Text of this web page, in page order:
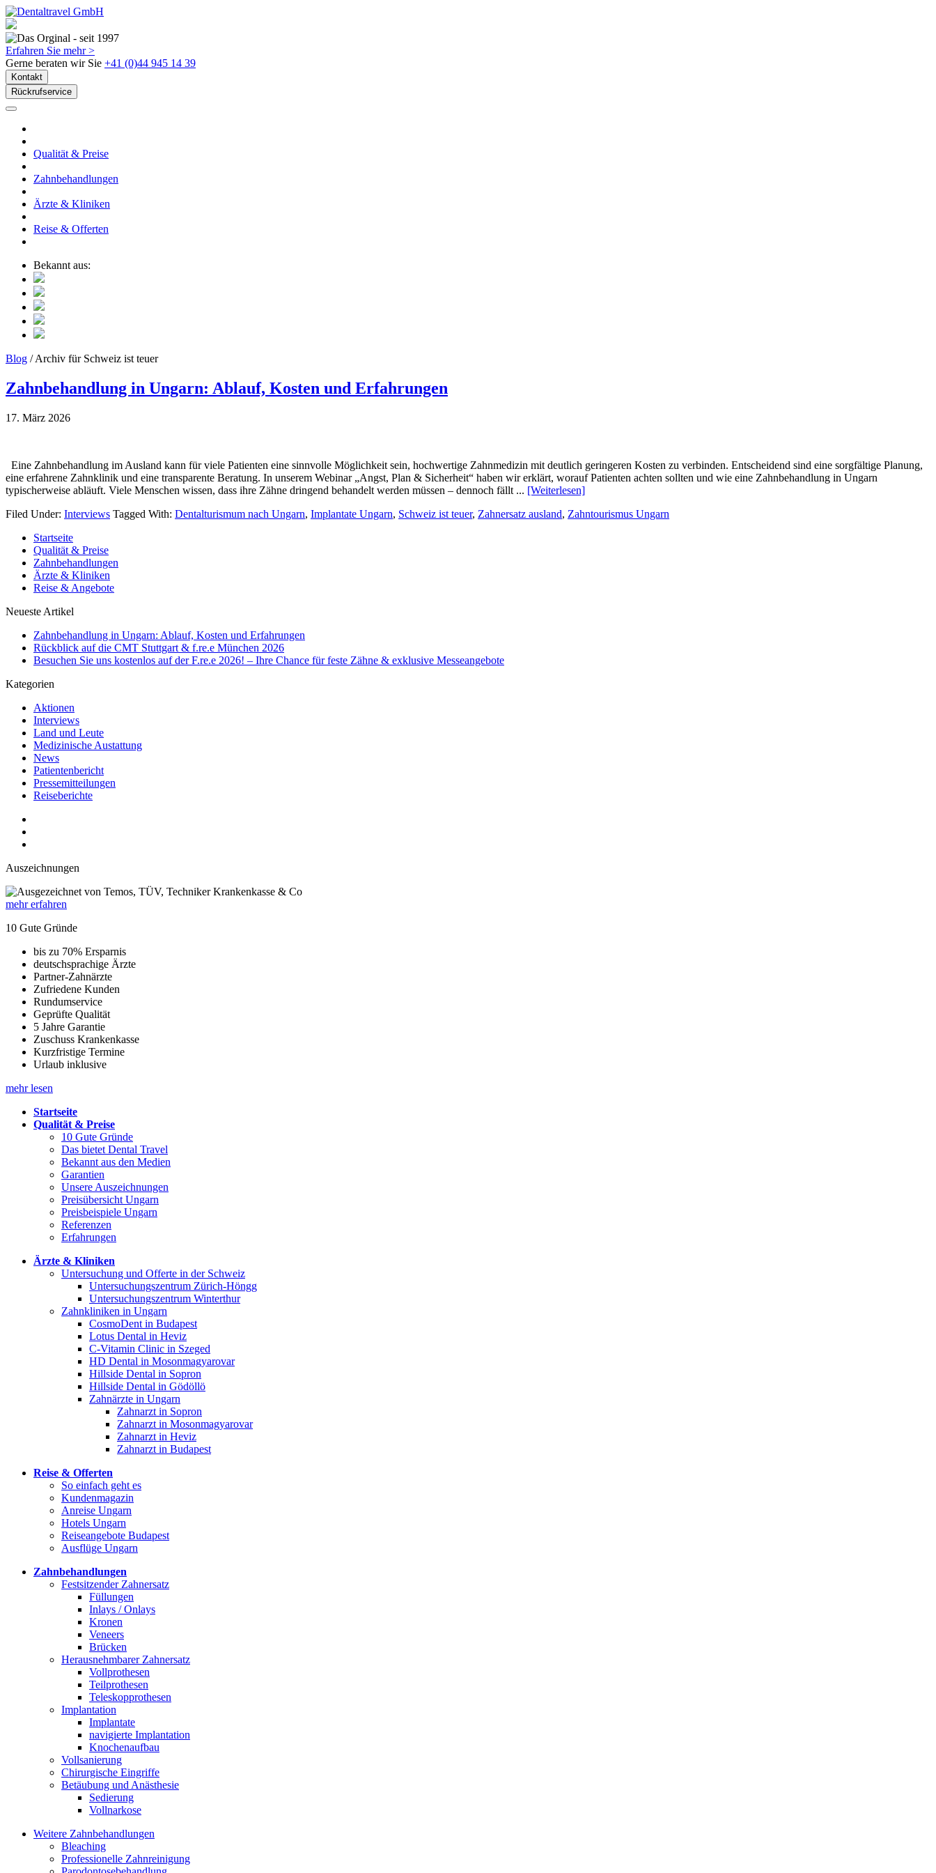
Erfahren Sie mehr >
Gerne beraten wir Sie +41 (0)44 945 14 39
Kontakt
Rückrufservice
Qualität & Preise
Zahnbehandlungen
Ärzte & Kliniken
Reise & Offerten
Bekannt aus:
Blog / Archiv für Schweiz ist teuer
Zahnbehandlung in Ungarn: Ablauf, Kosten und Erfahrungen
17. März 2026
‎ ‎ Eine Zahnbehandlung im Ausland kann für viele Patienten eine sinnvolle Möglichkeit sein, hochwertige Zahnmedizin mit deutlich geringeren Kosten zu verbinden. Entscheidend sind eine sorgfältige Planung,
eine erfahrene Zahnklinik und eine transparente Beratung. In unserem Webinar „Angst, Plan & Sicherheit“ haben wir erklärt, worauf Patienten achten sollten und wie eine Zahnbehandlung in Ungarn
typischerweise abläuft. Viele Menschen wissen, dass ihre Zähne dringend behandelt werden müssen – dennoch fällt ... [Weiterlesen]
Filed Under: Interviews Tagged With: Dentalturismum nach Ungarn, Implantate Ungarn, Schweiz ist teuer, Zahnersatz ausland, Zahntourismus Ungarn
Startseite
Qualität & Preise
Zahnbehandlungen
Ärzte & Kliniken
Reise & Angebote
Neueste Artikel
Zahnbehandlung in Ungarn: Ablauf, Kosten und Erfahrungen
Rückblick auf die CMT Stuttgart & f.re.e München 2026
Besuchen Sie uns kostenlos auf der F.re.e 2026! – Ihre Chance für feste Zähne & exklusive Messeangebote
Kategorien
Aktionen
Interviews
Land und Leute
Medizinische Austattung
News
Patientenbericht
Pressemitteilungen
Reiseberichte
Auszeichnungen
mehr erfahren
10 Gute Gründe
bis zu 70% Ersparnis
deutschsprachige Ärzte
Partner-Zahnärzte
Zufriedene Kunden
Rundumservice
Geprüfte Qualität
5 Jahre Garantie
Zuschuss Krankenkasse
Kurzfristige Termine
Urlaub inklusive
mehr lesen
Startseite
Qualität & Preise
10 Gute Gründe
Das bietet Dental Travel
Bekannt aus den Medien
Garantien
Unsere Auszeichnungen
Preisübersicht Ungarn
Preisbeispiele Ungarn
Referenzen
Erfahrungen
Ärzte & Kliniken
Untersuchung und Offerte in der Schweiz
Untersuchungszentrum Zürich-Höngg
Untersuchungszentrum Winterthur
Zahnkliniken in Ungarn
CosmoDent in Budapest
Lotus Dental in Heviz
C-Vitamin Clinic in Szeged
HD Dental in Mosonmagyarovar
Hillside Dental in Sopron
Hillside Dental in Gödöllö
Zahnärzte in Ungarn
Zahnarzt in Sopron
Zahnarzt in Mosonmagyarovar
Zahnarzt in Heviz
Zahnarzt in Budapest
Reise & Offerten
So einfach geht es
Kundenmagazin
Anreise Ungarn
Hotels Ungarn
Reiseangebote Budapest
Ausflüge Ungarn
Zahnbehandlungen
Festsitzender Zahnersatz
Füllungen
Inlays / Onlays
Kronen
Veneers
Brücken
Herausnehmbarer Zahnersatz
Vollprothesen
Teilprothesen
Teleskopprothesen
Implantation
Implantate
navigierte Implantation
Knochenaufbau
Vollsanierung
Chirurgische Eingriffe
Betäubung und Anästhesie
Sedierung
Vollnarkose
Weitere Zahnbehandlungen
Bleaching
Professionelle Zahnreinigung